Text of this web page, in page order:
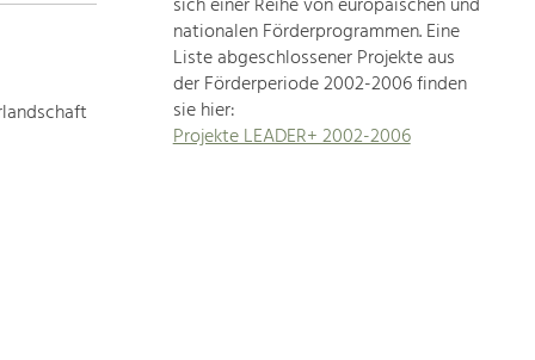
vielfältig.
Deshalb
geben
wir
hier
nationalen Förderprogrammen. Eine
Liste abgeschlossener Projekte aus
der Förderperiode 2002-2006 finden
sie hier:
Projekte LEADER+ 2002-2006